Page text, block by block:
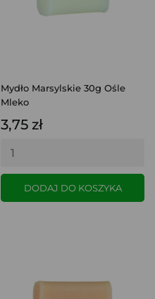
Mydło Marsylskie 30g Ośle
Mleko
3,75 zł
DODAJ DO KOSZYKA